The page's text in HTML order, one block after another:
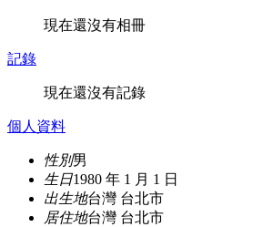
現在還沒有相冊
記錄
現在還沒有記錄
個人資料
性別男
生日1980 年 1 月 1 日
出生地台灣 台北市
居住地台灣 台北市